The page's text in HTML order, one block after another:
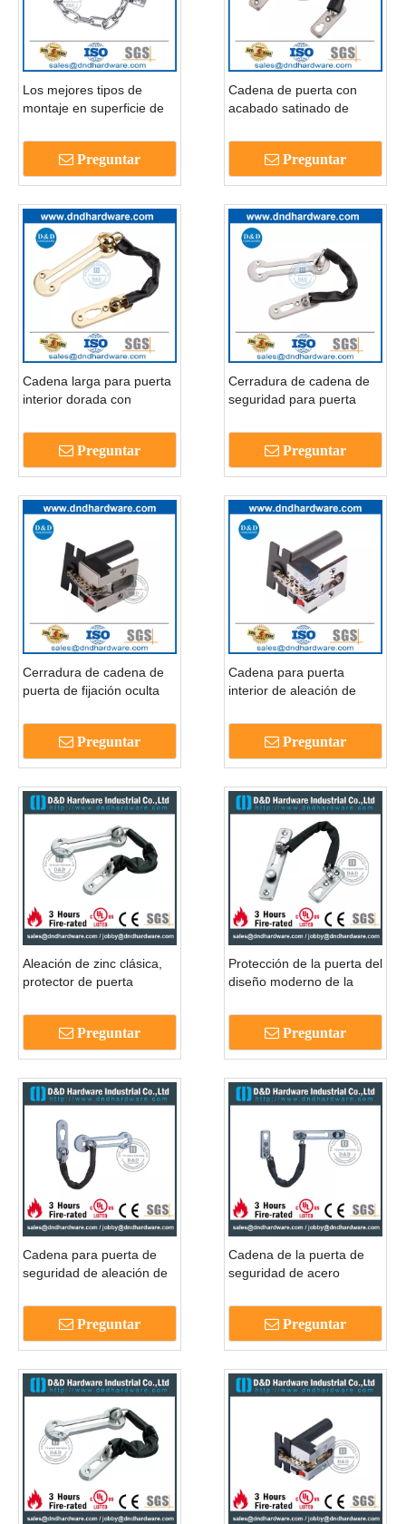
Los mejores tipos de
montaje en superficie de
puerta de madera-
DDDG005Preguntar
Cadena de puerta con
acabado satinado de
precio para puerta
metálica-DDDG004
Preguntar
Cadena larga para puerta
interior dorada con
aleación de zinc-
DDDG003Preguntar
Cerradura de cadena de
seguridad para puerta
inoxidable macizo
plateado-DDDG003
Preguntar
Cerradura de cadena de
puerta de fijación oculta
puerta delantera-
DDDG002Preguntar
Cadena para puerta
interior de aleación de
resistente, negra y oculta,
para puertas interiores-
DDDG002
Preguntar
Aleación de zinc clásica,
protector de puerta
del dormitorio -DDDG009
Preguntar
Protección de la puerta del
diseño moderno de la
puerta de madera
DDDG010Preguntar
Cadena para puerta de
seguridad de aleación de
madera interior -
DDDG003Preguntar
Cadena de la puerta de
seguridad de acero
para el interior del hotel
Door-DDDG004
Preguntar